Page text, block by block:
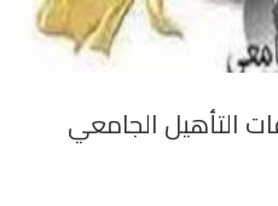
التأهيل الجامعي